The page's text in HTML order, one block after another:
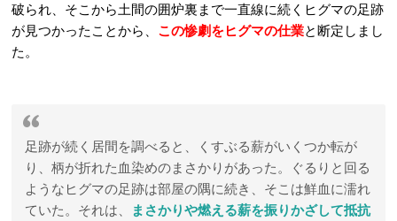
破られ、そこから土間の囲炉裏まで一直線に続くヒグマの足跡
が見つかったことから、 この惨劇をヒグマの仕業と断定しまし
た。
足跡が続く居間を調べると、くすぶる薪がいくつか転が
り、柄が折れた血染めのまさかりがあった。ぐるりと回る
ようなヒグマの足跡は部屋の隅に続き、そこは鮮血に濡れ
ていた。それは、
まさかりや燃える薪を振りかざして抵抗